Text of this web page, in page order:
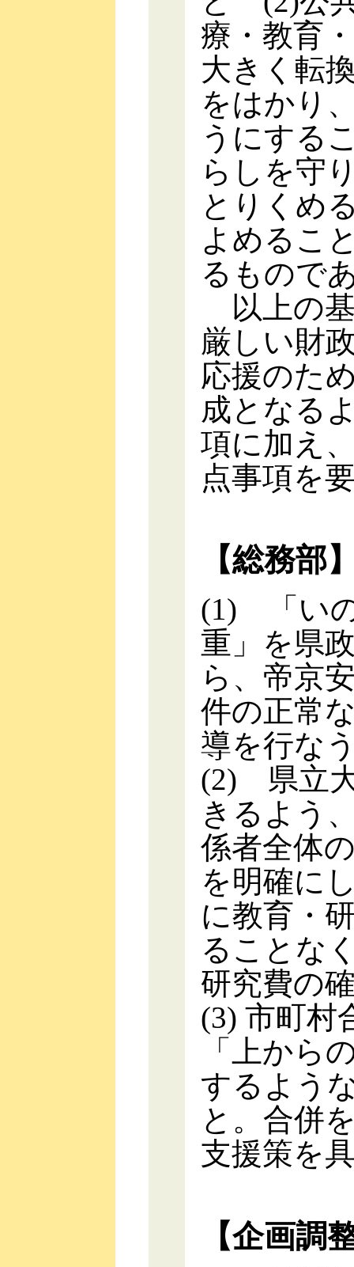
療・教育
大きく転
をはかり
うにする
らしを守
とりくめ
よめるこ
るもので
以上の
厳しい財
応援のた
成となる
項に加え
点事項を
【総務部
(1) 「い
重」を県
ら、帝京
件の正常
導を行な
(2) 県立
きるよう
係者全体
を明確に
に教育・
ることな
研究費の
(3) 市町村
「上から
するよう
と。合併
支援策を
【企画調